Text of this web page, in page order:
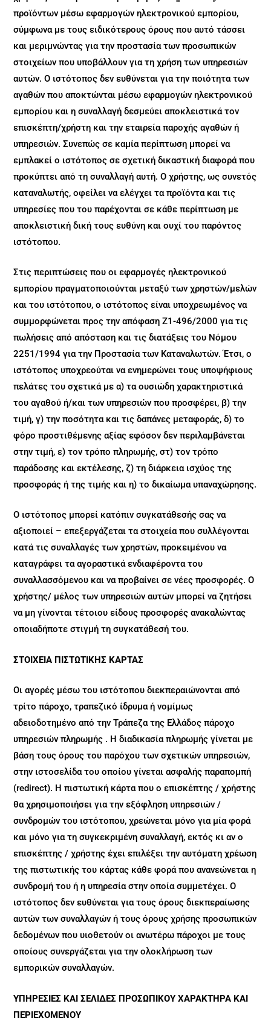
προϊόντων μέσω εφαρμογών ηλεκτρονικού εμπορίου,
σύμφωνα με τους ειδικότερους όρους που αυτό τάσσει
και μεριμνώντας για την προστασία των προσωπικών
στοιχείων που υποβάλλουν για τη χρήση των υπηρεσιών
αυτών. Ο ιστότοπος δεν ευθύνεται για την ποιότητα των
αγαθών που αποκτώνται μέσω εφαρμογών ηλεκτρονικού
εμπορίου και η συναλλαγή δεσμεύει αποκλειστικά τον
επισκέπτη/χρήστη και την εταιρεία παροχής αγαθών ή
υπηρεσιών. Συνεπώς σε καμία περίπτωση μπορεί να
εμπλακεί ο ιστότοπος σε σχετική δικαστική διαφορά που
προκύπτει από τη συναλλαγή αυτή. Ο χρήστης, ως συνετός
καταναλωτής, οφείλει να ελέγχει τα προϊόντα και τις
υπηρεσίες που του παρέχονται σε κάθε περίπτωση με
αποκλειστική δική τους ευθύνη και ουχί του παρόντος
ιστότοπου.
Στις περιπτώσεις που οι εφαρμογές ηλεκτρονικού
εμπορίου πραγματοποιούνται μεταξύ των χρηστών/μελών
και του ιστότοπου, ο ιστότοπος είναι υποχρεωμένος να
συμμορφώνεται προς την απόφαση Ζ1-496/2000 για τις
πωλήσεις από απόσταση και τις διατάξεις του Νόμου
2251/1994 για την Προστασία των Καταναλωτών. Έτσι, ο
ιστότοπος υποχρεούται να ενημερώνει τους υποψήφιους
πελάτες του σχετικά με α) τα ουσιώδη χαρακτηριστικά
του αγαθού ή/και των υπηρεσιών που προσφέρει, β) την
τιμή, γ) την ποσότητα και τις δαπάνες μεταφοράς, δ) το
φόρο προστιθέμενης αξίας εφόσον δεν περιλαμβάνεται
στην τιμή, ε) τον τρόπο πληρωμής, στ) τον τρόπο
παράδοσης και εκτέλεσης, ζ) τη διάρκεια ισχύος της
προσφοράς ή της τιμής και η) το δικαίωμα υπαναχώρησης.
Ο ιστότοπος μπορεί κατόπιν συγκατάθεσής σας να
αξιοποιεί – επεξεργάζεται τα στοιχεία που συλλέγονται
κατά τις συναλλαγές των χρηστών, προκειμένου να
καταγράφει τα αγοραστικά ενδιαφέροντα του
συναλλασσόμενου και να προβαίνει σε νέες προσφορές. Ο
χρήστης/ μέλος των υπηρεσιών αυτών μπορεί να ζητήσει
να μη γίνονται τέτοιου είδους προσφορές ανακαλώντας
οποιαδήποτε στιγμή τη συγκατάθεσή του.
ΣΤΟΙΧΕΙΑ ΠΙΣΤΩΤΙΚΗΣ ΚΑΡΤΑΣ
Οι αγορές μέσω του ιστότοπου διεκπεραιώνονται από
τρίτο πάροχο, τραπεζικό ίδρυμα ή νομίμως
αδειοδοτημένο από την Τράπεζα της Ελλάδος πάροχο
υπηρεσιών πληρωμής . Η διαδικασία πληρωμής γίνεται με
βάση τους όρους του παρόχου των σχετικών υπηρεσιών,
στην ιστοσελίδα του οποίου γίνεται ασφαλής παραπομπή
(redirect). Η πιστωτική κάρτα που ο επισκέπτης / χρήστης
θα χρησιμοποιήσει για την εξόφληση υπηρεσιών /
συνδρομών του ιστότοπου, χρεώνεται μόνο για μία φορά
και μόνο για τη συγκεκριμένη συναλλαγή, εκτός κι αν ο
επισκέπτης / χρήστης έχει επιλέξει την αυτόματη χρέωση
της πιστωτικής του κάρτας κάθε φορά που ανανεώνεται η
συνδρομή του ή η υπηρεσία στην οποία συμμετέχει. Ο
ιστότοπος δεν ευθύνεται για τους όρους διεκπεραίωσης
αυτών των συναλλαγών ή τους όρους χρήσης προσωπικών
δεδομένων που υιοθετούν οι ανωτέρω πάροχοι με τους
οποίους συνεργάζεται για την ολοκλήρωση των
εμπορικών συναλλαγών.
ΥΠΗΡΕΣΙΕΣ ΚΑΙ ΣΕΛΙΔΕΣ ΠΡΟΣΩΠΙΚΟΥ ΧΑΡΑΚΤΗΡΑ ΚΑΙ
ΠΕΡΙΕΧΟΜΕΝΟΥ